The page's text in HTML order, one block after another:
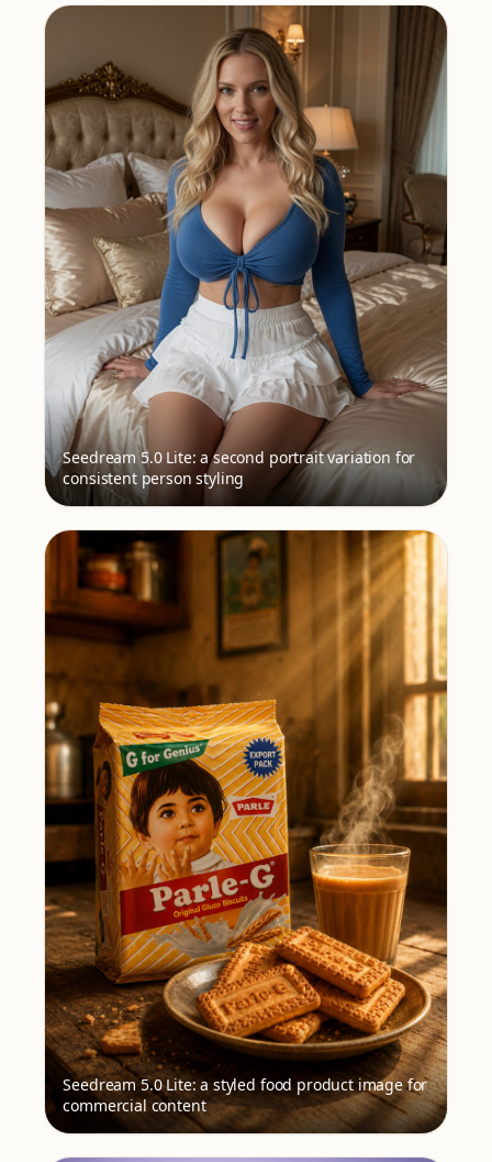
Seedream 5.0 Lite: a second portrait variation for
consistent person styling
Seedream 5.0 Lite: a styled food product image for
commercial content